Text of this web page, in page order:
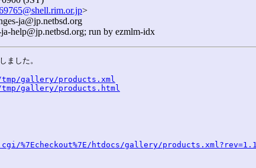
>
ja@jp.netbsd.org
help@jp.netbsd.org; run by ezmlm-idx
した。
gallery/products.xml
gallery/products.html
%7Echeckout%7E/htdocs/gallery/products.xml?rev=1.1